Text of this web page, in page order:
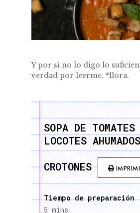
Y por si no lo digo lo
verdad por leerme. *llora.
SOPA DE TOMATES
LOCOTES
CROTONES
Tiempo de preparación
5 mins